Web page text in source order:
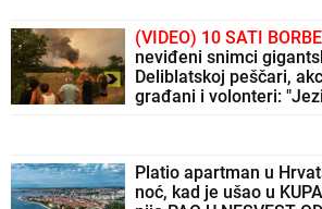
(VIDEO) 10 SATI
neviđeni snimci
Deliblatskoj peščari,
građani i volonteri:
Platio apartman u
noć, kad je ušao u